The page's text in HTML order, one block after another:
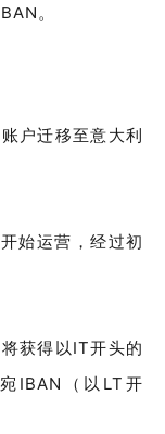
。
户迁移至意大利
始运营，经过初
获得以IT开头的
IBAN（以LT开